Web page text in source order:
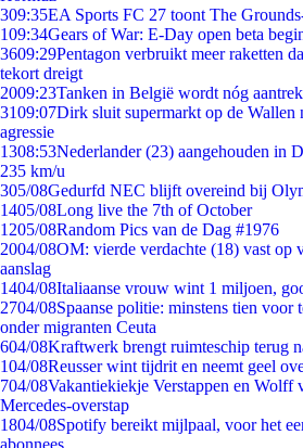
309:35EA Sports FC 27 toont The
109:34Gears of War: E-Day open beta
3609:29Pentagon verbruikt meer raketten
tekort dreigt
2009:23Tanken in België wordt nóg
3109:07Dirk sluit supermarkt op de Wallen
agressie
1308:53Nederlander (23) aangehouden in
235 km/u
305/08Gedurfd NEC blijft overeind bij
1405/08Long live the 7th of October
1205/08Random Pics van de Dag #1976
2004/08OM: vierde verdachte (18) vast op
aanslag
1404/08Italiaanse vrouw wint 1 miljoen,
2704/08Spaanse politie: minstens tien voor
onder migranten Ceuta
604/08Kraftwerk brengt ruimteschip terug
104/08Reusser wint tijdrit en neemt geel
704/08Vakantiekiekje Verstappen en Wolff
Mercedes-overstap
1804/08Spotify bereikt mijlpaal, voor het
abonnees